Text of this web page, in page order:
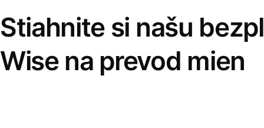
Stiahnite si našu
Wise na prevod mien